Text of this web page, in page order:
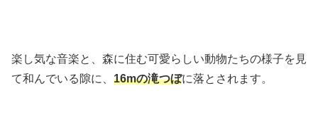
楽し気な音楽と、森に住む可愛らしい動物たちの様子を見
て和んでいる隙に、 16mの滝つぼに落とされます。